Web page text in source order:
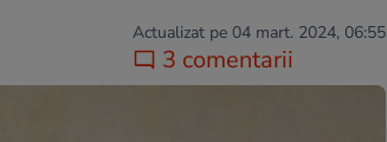
Actualizat pe 04 mart. 2024, 06:55
3 comentarii